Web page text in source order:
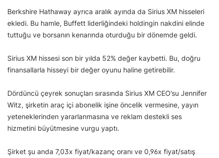
Berkshire Hathaway ayrıca aralık ayında da Sirius XM hisseleri
ekledi. Bu hamle, Buffett liderliğindeki holdingin nakdini elinde
tuttuğu ve borsanın kenarında oturduğu bir dönemde geldi.
Sirius XM hissesi son bir yılda 52% değer kaybetti. Bu, doğru
finansallarla hisseyi bir değer oyunu haline getirebilir.
Dördüncü çeyrek sonuçları sırasında Sirius XM CEO’su Jennifer
Witz, şirketin araç içi abonelik işine öncelik vermesine, yayın
yeteneklerinden yararlanmasına ve reklam destekli ses
hizmetini büyütmesine vurgu yaptı.
Şirket şu anda 7,03x fiyat/kazanç oranı ve 0,96x fiyat/satış